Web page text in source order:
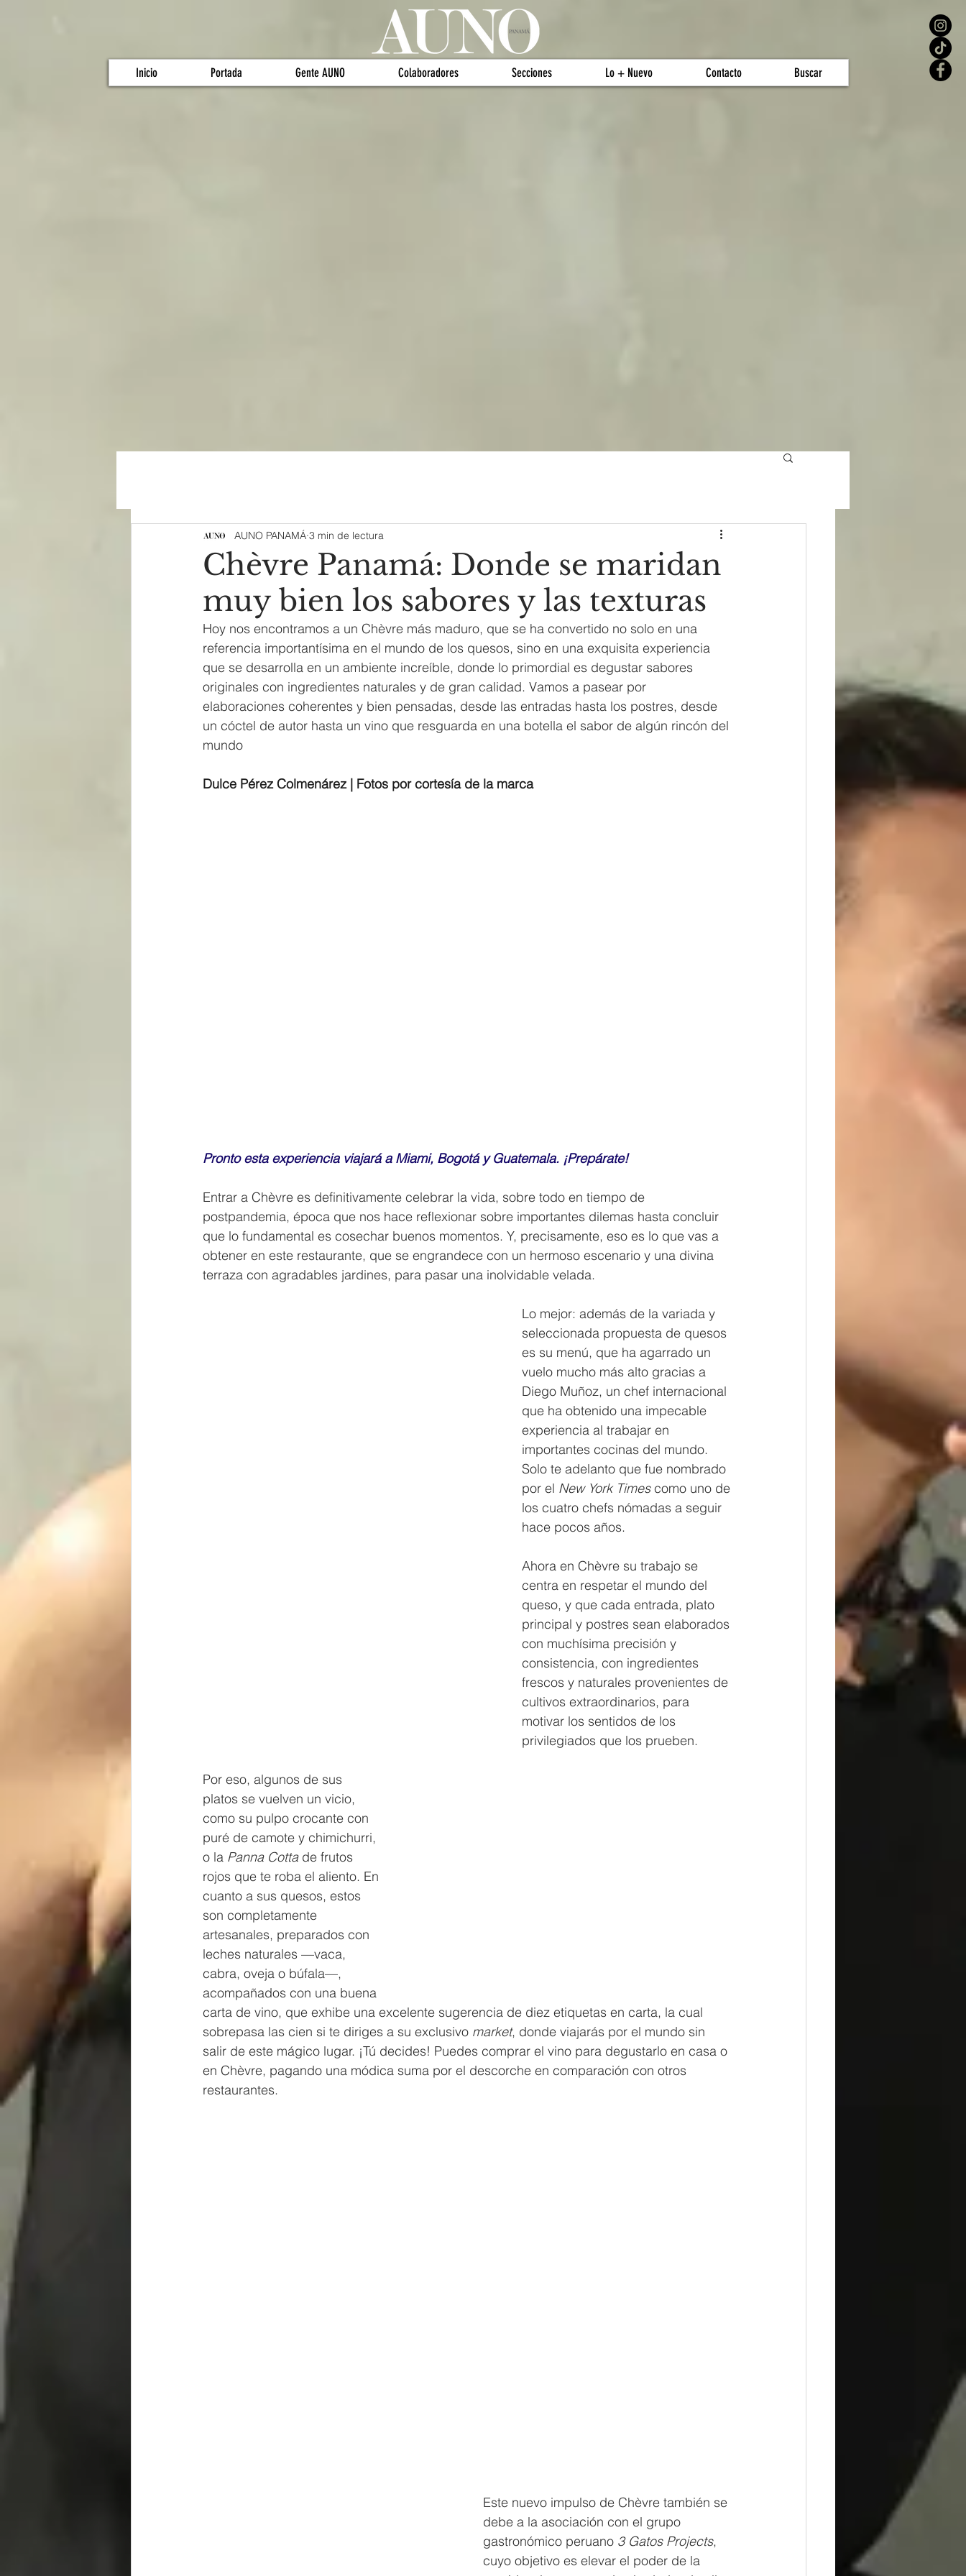
Inicio Portada Gente AUNO Colaboradores Secciones Lo + Nuevo Contacto Buscar
Chèvre Panamá: Donde se maridan
muy bien los sabores y las texturas
AUNO PANAMÁ 3 min de lectura
Hoy nos encontramos a un Chèvre más maduro, que se ha convertido no solo en una
referencia importantísima en el mundo de los quesos, sino en una exquisita experiencia
que se desarrolla en un ambiente increíble, donde lo primordial es degustar sabores
originales con ingredientes naturales y de gran calidad. Vamos a pasear por
elaboraciones coherentes y bien pensadas, desde las entradas hasta los postres, desde
un cóctel de autor hasta un vino que resguarda en una botella el sabor de algún rincón del
mundo
Dulce Pérez Colmenárez | Fotos por cortesía de la marca
Pronto esta experiencia viajará a Miami, Bogotá y Guatemala. ¡Prepárate!
Entrar a Chèvre es definitivamente celebrar la vida, sobre todo en tiempo de
postpandemia, época que nos hace reflexionar sobre importantes dilemas hasta concluir
que lo fundamental es cosechar buenos momentos. Y, precisamente, eso es lo que vas a
obtener en este restaurante, que se engrandece con un hermoso escenario y una divina
terraza con agradables jardines, para pasar una inolvidable velada.
Lo mejor: además de la variada y
seleccionada propuesta de quesos
es su menú, que ha agarrado un
vuelo mucho más alto gracias a
Diego Muñoz, un chef internacional
que ha obtenido una impecable
experiencia al trabajar en
importantes cocinas del mundo.
Solo te adelanto que fue nombrado
por el New York Times como uno de
los cuatro chefs nómadas a seguir
hace pocos años.
Ahora en Chèvre su trabajo se
centra en respetar el mundo del
queso, y que cada entrada, plato
principal y postres sean elaborados
con muchísima precisión y
consistencia, con ingredientes
frescos y naturales provenientes de
cultivos extraordinarios, para
motivar los sentidos de los
privilegiados que los prueben.
Por eso, algunos de sus
platos se vuelven un vicio,
como su pulpo crocante con
puré de camote y chimichurri,
o la Panna Cotta de frutos
rojos que te roba el aliento. En
cuanto a sus quesos, estos
son completamente
artesanales, preparados con
leches naturales —vaca,
cabra, oveja o búfala—,
acompañados con una buena
carta de vino, que exhibe una excelente sugerencia de diez etiquetas en carta, la cual
sobrepasa las cien si te diriges a su exclusivo market, donde viajarás por el mundo sin
salir de este mágico lugar. ¡Tú decides! Puedes comprar el vino para degustarlo en casa o
en Chèvre, pagando una módica suma por el descorche en comparación con otros
restaurantes.
Este nuevo impulso de Chèvre también se
debe a la asociación con el grupo
gastronómico peruano 3 Gatos Projects,
cuyo objetivo es elevar el poder de la